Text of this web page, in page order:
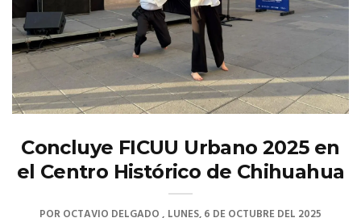
Concluye FICUU Urbano 2025 en
el Centro Histórico de Chihuahua
POROCTAVIO DELGADO LUNES, 6 DE OCTUBRE DEL 2025